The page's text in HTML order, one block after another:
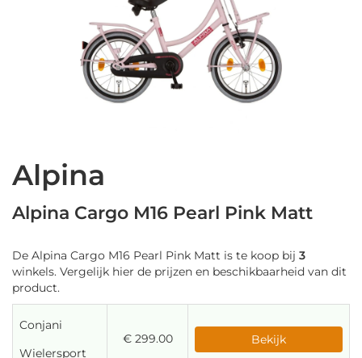
Alpina
Alpina Cargo M16 Pearl Pink Matt
De Alpina Cargo M16 Pearl Pink Matt is te koop bij 3
winkels. Vergelijk hier de prijzen en beschikbaarheid van dit
product.
Conjani
Wielersport
€ 299.00 Bekijk